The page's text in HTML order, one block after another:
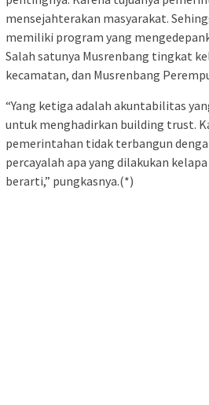
mensejahterakan masyarakat.
memiliki program yang
Salah satunya Musrenbang tingkat
kecamatan, dan Musrenbang
“Yang ketiga adalah akuntabilitas
untuk menghadirkan building trust.
pemerintahan tidak terbangun
percayalah apa yang dilakukan
berarti,” pungkasnya.(*)